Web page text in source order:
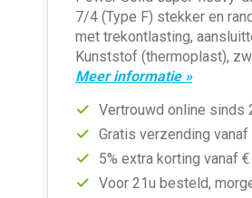
7/4 (Type F) stekker en
met trekontlasting,
Kunststof (thermoplast),
Meer informatie »
Vertrouwd online sinds
Gratis verzending vanaf
5% extra korting vanaf
Voor 21u besteld,